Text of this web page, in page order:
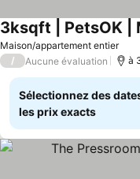
Maison/appartement entier
/ Aucune évaluation à
Sélectionnez des
les prix exacts